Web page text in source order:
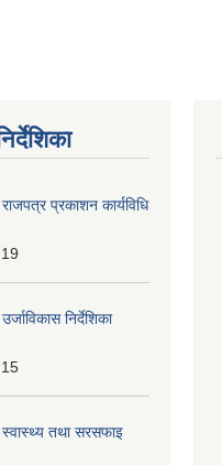
प्रकाशन कार्यविधि
निर्देशिका
तथा सरसफाइ